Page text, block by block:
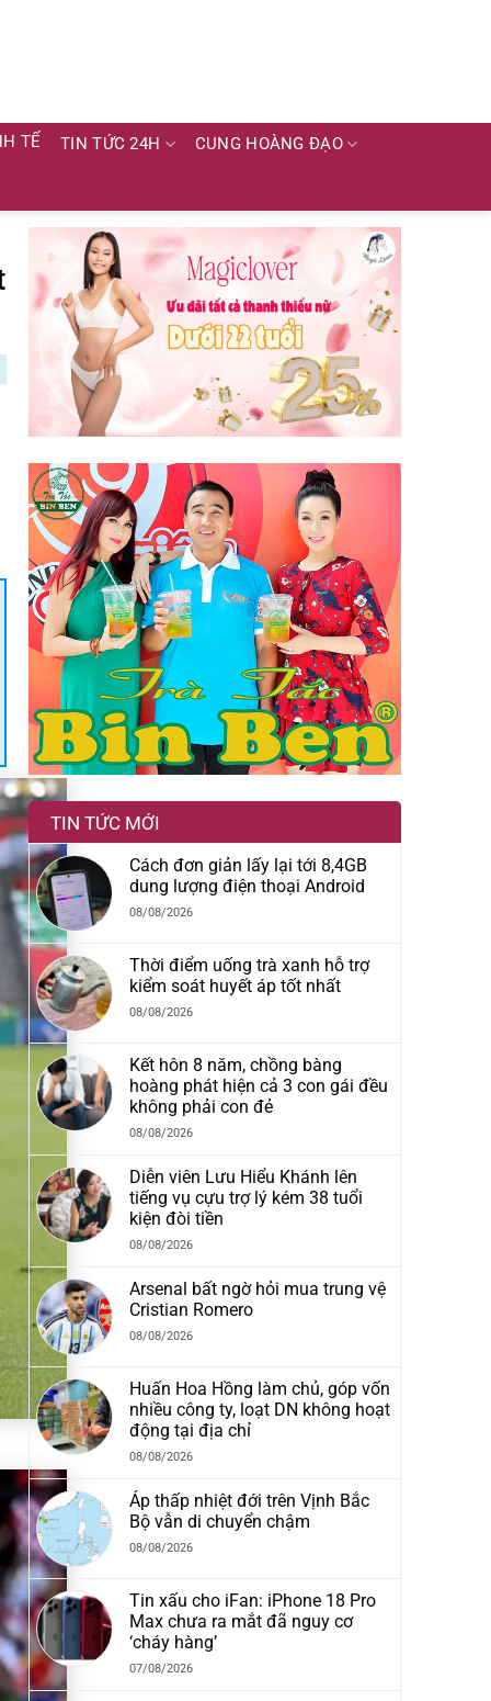
TẾ TIN TỨC 24H CUNG HOÀNG ĐẠO
TIN TỨC MỚI
Cách đơn giản lấy lại tới 8,4GB
dung lượng điện thoại Android
08/08/2026
Thời điểm uống trà xanh hỗ trợ
kiểm soát huyết áp tốt nhất
08/08/2026
Kết hôn 8 năm, chồng bàng
hoàng phát hiện cả 3 con gái đều
không phải con đẻ
08/08/2026
Diễn viên Lưu Hiểu Khánh lên
tiếng vụ cựu trợ lý kém 38 tuổi
kiện đòi tiền
08/08/2026
Arsenal bất ngờ hỏi mua trung vệ
Cristian Romero
08/08/2026
Huấn Hoa Hồng làm chủ, góp vốn
nhiều công ty, loạt DN không hoạt
động tại địa chỉ
08/08/2026
Áp thấp nhiệt đới trên Vịnh Bắc
Bộ vẫn di chuyển chậm
08/08/2026
Tin xấu cho iFan: iPhone 18 Pro
Max chưa ra mắt đã nguy cơ
‘cháy hàng’
07/08/2026